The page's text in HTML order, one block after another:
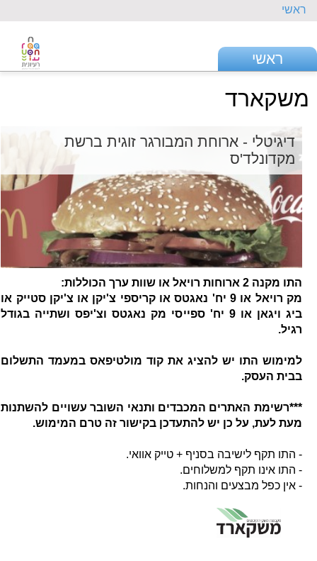
ראשי
ראשי
משקארד
דיגיטלי - ארוחת המבורגר זוגית ברשת
מקדונלד'ס
התו מקנה 2 ארוחות רויאל או שוות ערך הכוללות:
מק רויאל או 9 יח' נאגטס או קריספי צ'יקן או צ'יקן סטייק או
ביג ויגאן או 9 יח' ספייסי מק נאגטס וצ'יפס ושתייה בגודל
רגיל.
למימוש התו יש להציג את קוד מולטיפאס במעמד התשלום
בבית העסק.
***רשימת האתרים המכבדים ותנאי השובר עשויים להשתנות
מעת לעת, על כן יש להתעדכן בקישור זה טרם המימוש.
- התו תקף לישיבה בסניף + טייק אוואי.
- התו אינו תקף למשלוחים.
- אין כפל מבצעים והנחות.